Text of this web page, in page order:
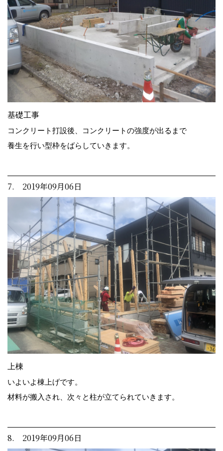
基礎工事
コンクリート打設後、コンクリートの強度が出るまで
養生を行い型枠をばらしていきます。
7. 2019年09月06日
上棟
いよいよ棟上げです。
材料が搬入され、次々と柱が立てられていきます。
8. 2019年09月06日